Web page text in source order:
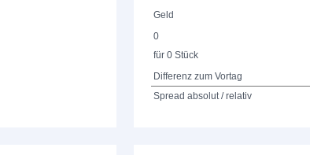
Geld
0
für 0 Stück
Differenz zum Vortag
Spread absolut / relativ